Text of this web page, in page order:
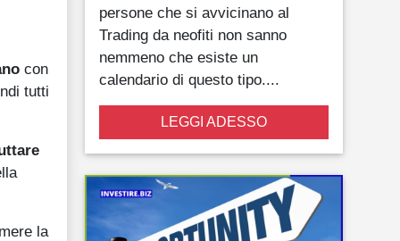
con
tutti
la
persone che si avvicinano al
Trading da neofiti non sanno
nemmeno che esiste un
calendario di questo tipo....
LEGGI ADESSO